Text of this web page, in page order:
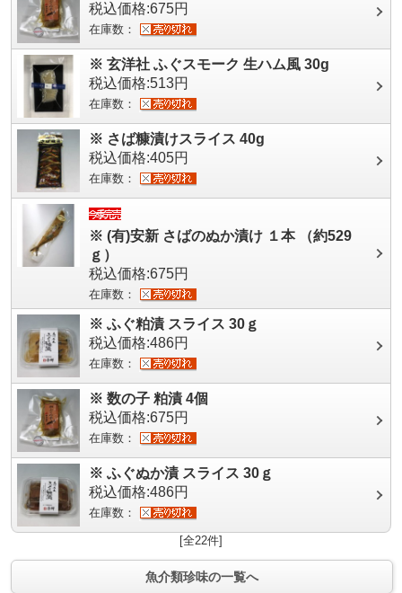
税込価格:675円
在庫数：
※ 玄洋社 ふぐスモーク 生ハム風 30g
税込価格:513円
在庫数：
※ さば糠漬けスライス 40g
税込価格:405円
在庫数：
※ (有)安新 さばのぬか漬け １本 （約529
ｇ）
税込価格:675円
在庫数：
※ ふぐ粕漬 スライス 30ｇ
税込価格:486円
在庫数：
※ 数の子 粕漬 4個
税込価格:675円
在庫数：
※ ふぐぬか漬 スライス 30ｇ
税込価格:486円
在庫数：
[全22件]
魚介類珍味の一覧へ